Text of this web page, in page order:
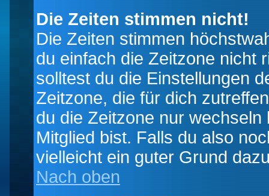
Die Zeiten stimmen nicht!
Die Zeiten stimmen
du einfach die Zeitzone nicht
solltest du die Einstellungen
Zeitzone, die für dich
du die Zeitzone nur
Mitglied bist. Falls du also
vielleicht ein guter Grund
Nach oben